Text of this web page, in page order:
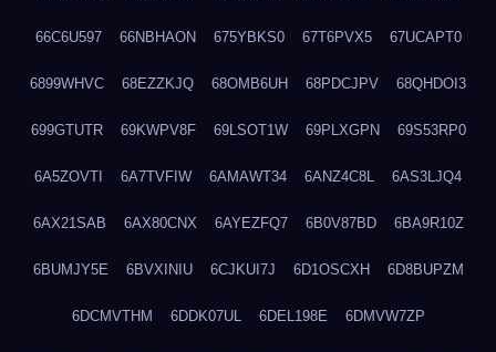
66C6U597 66NBHAON 675YBKS0 67T6PVX5 67UCAPT0
6899WHVC 68EZZKJQ 68OMB6UH 68PDCJPV 68QHDOI3
699GTUTR 69KWPV8F 69LSOT1W 69PLXGPN 69S53RP0
6A5ZOVTI 6A7TVFIW 6AMAWT34 6ANZ4C8L 6AS3LJQ4
6AX21SAB 6AX80CNX 6AYEZFQ7 6B0V87BD 6BA9R10Z
6BUMJY5E 6BVXINIU 6CJKUI7J 6D1OSCXH 6D8BUPZM
6DCMVTHM 6DDK07UL 6DEL198E 6DMVW7ZP